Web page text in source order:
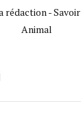
rédaction - Savoir
Animal